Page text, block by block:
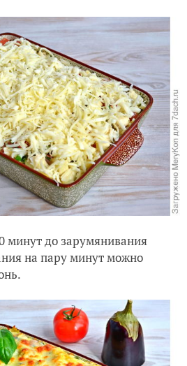
минут до зарумянивания
на пару минут можно